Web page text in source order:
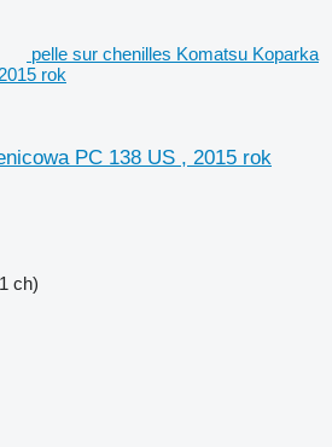
pelle sur chenilles Komatsu Koparka
rok
PC 138 US , 2015 rok
ch)